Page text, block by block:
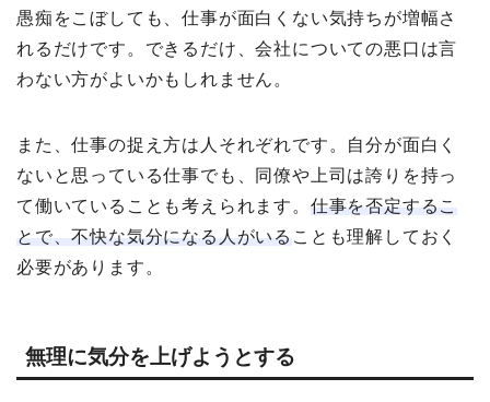
愚痴をこぼしても、仕事が面白くない気持ちが増幅さ
れるだけです。できるだけ、会社についての悪口は言
わない方がよいかもしれません。
また、仕事の捉え方は人それぞれです。自分が面白く
ないと思っている仕事でも、同僚や上司は誇りを持っ
て働いていることも考えられます。 仕事を否定するこ
とで、不快な気分になる人がいる ことも理解しておく
必要があります。
無理に気分を上げようとする